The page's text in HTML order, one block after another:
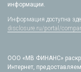
информации.
Информация доступна
disclosure.ru/portal/
ООО «МВ ФИНАНС»
Интернет,